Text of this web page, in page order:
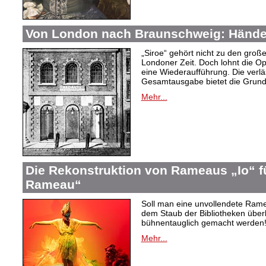
Von London nach Braunschweig:
„Siroe“ gehört nicht zu den
Londoner Zeit. Doch lohnt die
eine Wiederaufführung. Die
Gesamtausgabe bietet die
Mehr...
Die Rekonstruktion von Rameaus „Io“
Rameau“
Soll man eine unvollendete
dem Staub der Bibliotheken
bühnentauglich gemacht
Mehr...